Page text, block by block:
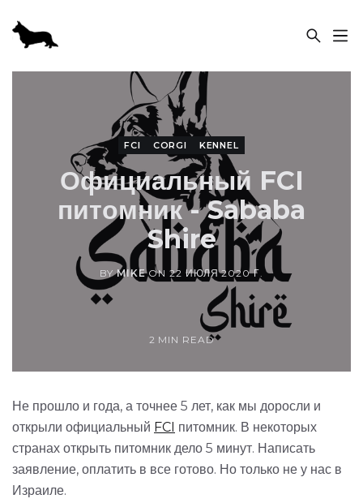
FCI CORGI KENNEL
Официальный FCI
питомник - Sababa
Shire
BYMIKEON22 ИЮЛЯ 2020 Г.
2 MIN READ
Не прошло и года, а точнее 5 лет, как мы доросли и
открыли официальный FCI питомник. В некоторых
странах открыть питомник дело 5 минут. Написать
заявление, оплатить в все готово. Но только не у нас в
Израиле.